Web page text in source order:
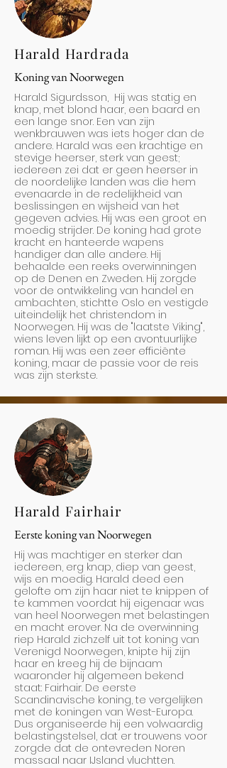
Harald Hardrada
Koning van Noorwegen
Harald Sigurdsson, Hij was statig en
knap, met blond haar, een baard en
een lange snor. Een van zijn
wenkbrauwen was iets hoger dan de
andere. Harald was een krachtige en
stevige heerser, sterk van geest;
iedereen zei dat er geen heerser in
de noordelijke landen was die hem
evenaarde in de redelijkheid van
beslissingen en wijsheid van het
gegeven advies. Hij was een groot en
moedig strijder. De koning had grote
kracht en hanteerde wapens
handiger dan alle andere. Hij
behaalde een reeks overwinningen
op de Denen en Zweden. Hij zorgde
voor de ontwikkeling van handel en
ambachten, stichtte Oslo en vestigde
uiteindelijk het christendom in
Noorwegen. Hij was de "laatste Viking",
wiens leven lijkt op een avontuurlijke
roman. Hij was een zeer efficiënte
koning, maar de passie voor de reis
was zijn sterkste.
Harald Fairhair
Eerste koning van Noorwegen
Hij was machtiger en sterker dan
iedereen, erg knap, diep van geest,
wijs en moedig. Harald deed een
gelofte om zijn haar niet te knippen of
te kammen voordat hij eigenaar was
van heel Noorwegen met belastingen
en macht erover. Na de overwinning
riep Harald zichzelf uit tot koning van
Verenigd Noorwegen, knipte hij zijn
haar en kreeg hij de bijnaam
waaronder hij algemeen bekend
staat: Fairhair. De eerste
Scandinavische koning, te vergelijken
met de koningen van West-Europa.
Dus organiseerde hij een volwaardig
belastingstelsel, dat er trouwens voor
zorgde dat de ontevreden Noren
massaal naar IJsland vluchtten.